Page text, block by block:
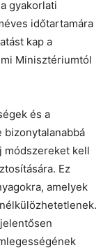
gyakorlati
időtartamára
kap a
Minisztériumtól
és a
bizonytalanabbá
módszereket kell
Ez
amelyek